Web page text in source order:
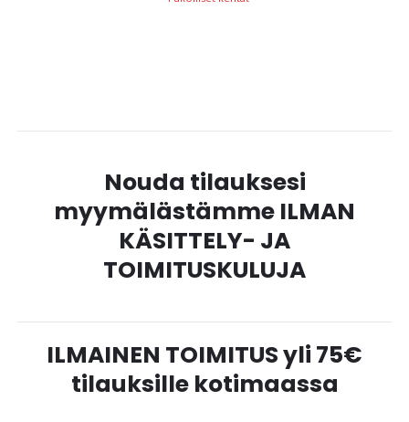
Nouda tilauksesi
myymälästämme ILMAN
KÄSITTELY- JA
TOIMITUSKULUJA
ILMAINEN TOIMITUS yli 75€
tilauksille kotimaassa